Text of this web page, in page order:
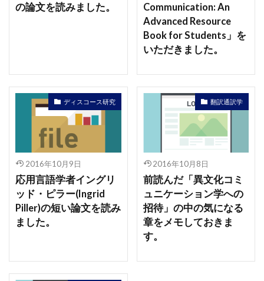
の論文を読みました。
Communication: An
Advanced Resource
Book for Students」を
いただきました。
ディスコース研究
2016年10月9日
応用言語学者イングリ
ッド・ピラー(Ingrid
Piller)の短い論文を読み
ました。
翻訳通訳学
2016年10月8日
前読んだ「異文化コミ
ュニケーション学への
招待」の中の気になる
章をメモしておきま
す。